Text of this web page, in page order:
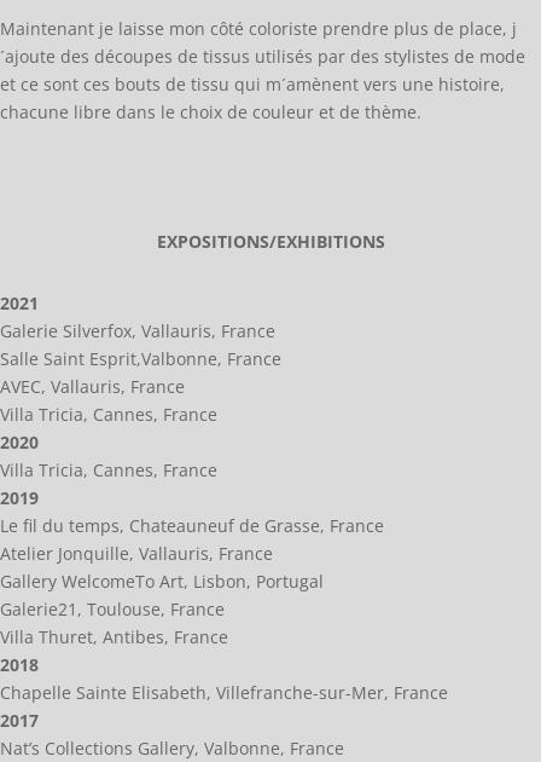
Maintenant je laisse mon côté coloriste prendre plus de place, j
´ajoute des découpes de tissus utilisés par des stylistes de mode
et ce sont ces bouts de tissu qui m´amènent vers une histoire,
chacune libre dans le choix de couleur et de thème.
EXPOSITIONS/EXHIBITIONS
2021
Galerie Silverfox, Vallauris, France
Salle Saint Esprit,Valbonne, France
AVEC, Vallauris, France
Villa Tricia, Cannes, France
2020
Villa Tricia, Cannes, France
2019
Le fil du temps, Chateauneuf de Grasse, France
Atelier Jonquille, Vallauris, France
Gallery WelcomeTo Art, Lisbon, Portugal
Galerie21, Toulouse, France
Villa Thuret, Antibes, France
2018
Chapelle Sainte Elisabeth, Villefranche-sur-Mer, France
2017
Nat’s Collections Gallery, Valbonne, France